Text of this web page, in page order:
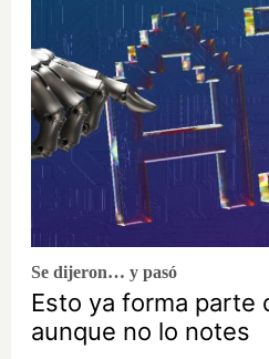
Se dijeron… y pasó
Esto ya forma parte
aunque no lo notes